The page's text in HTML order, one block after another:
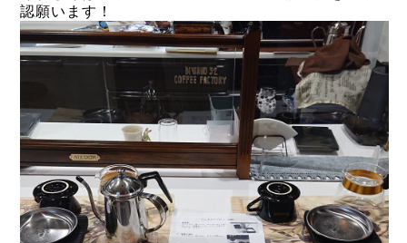
認願います！